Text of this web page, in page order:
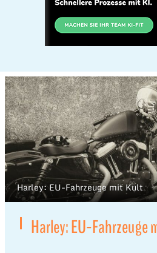
Harley: EU-Fahrzeuge mit Kult
Harley: EU-Fahrzeuge